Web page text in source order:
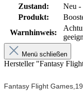
Zustand:
Neu
Produkt:
Warnhinweis:
Menü schließen
Hersteller "Fantasy
Fantasy Flight Games,